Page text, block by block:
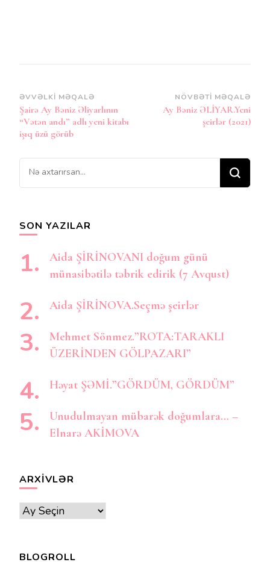
Post
Naviqasiya
ƏVVƏLKI MƏQALƏ
Şairə Ay Bəniz Əliyarlının
“Vətən andı” adlı yeni kitabı
işıq üzü görüb
NÖVBƏTI MƏQALƏ
Ay Bəniz ƏLİYAR.Yeni
şeirlər (2021)
Bir
şey
SON YAZILAR
Aida ŞİRİNOVANI doğum günü
münasibətilə təbrik edirik (7 Avqust)
Aida ŞİRİNOVA.Seçmə şeirlər
Mehmet Sönmez.”ROTA:TARAKLI
ÜZERİNDEN GÖLPAZARI”
Həyat ŞƏMİ.”GÖRDÜM, GÖRDÜM”
Unudulmayan mübarək doğumlara… –
Elnarə AKİMOVA
ARXIVLƏR
Arxivlər
BLOGROLL